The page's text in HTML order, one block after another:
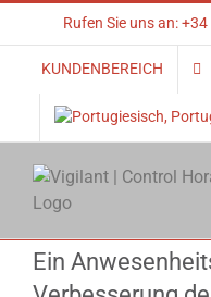
content
Rufen Sie uns an:
KUNDENBEREICH
Ein